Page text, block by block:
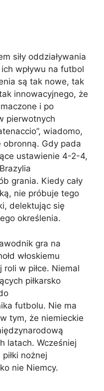
siły oddziaływania
wpływu na futbol
są tak nowe, tak
innowacyjnego, że
i po
pierwotnych
wiadomo,
obronną. Gdy pada
ustawienie 4-2-4,
grania. Kiedy cały
nie próbuje tego
delektując się
określenia.
gra na
włoskiemu
w piłce. Niemal
piłkarsko
futbolu. Nie ma
tym, że niemieckie
latach. Wcześniej
nożnej
nie Niemcy.